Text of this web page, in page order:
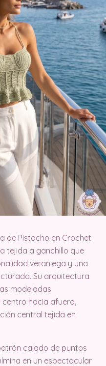
de Pistacho en Crochet
tejida a ganchillo que
veraniega y una
Su arquitectura
modeladas
hacia afuera,
central tejida en
calado de puntos
en un espectacular